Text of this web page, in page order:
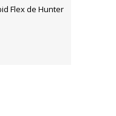
Flex de Hunter